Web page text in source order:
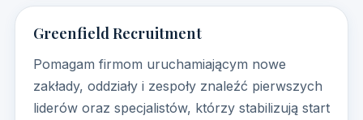
Greenfield Recruitment
Pomagam firmom uruchamiającym nowe
zakłady, oddziały i zespoły znaleźć pierwszych
liderów oraz specjalistów, którzy stabilizują start